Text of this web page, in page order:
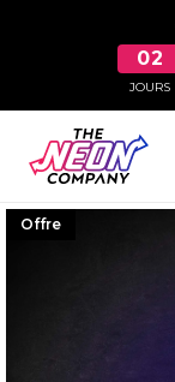
02
JOURS
Offre